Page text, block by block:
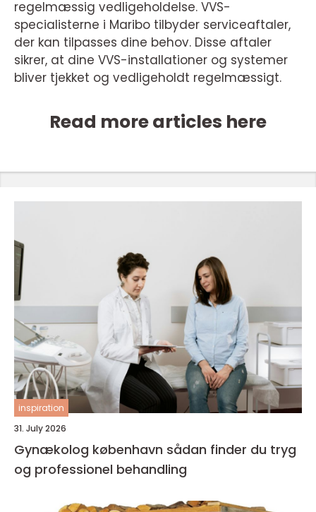
regelmæssig vedligeholdelse. VVS-
specialisterne i Maribo tilbyder serviceaftaler,
der kan tilpasses dine behov. Disse aftaler
sikrer, at dine VVS-installationer og systemer
bliver tjekket og vedligeholdt regelmæssigt.
Read more articles here
inspiration
31. July 2026
Gynækolog københavn sådan finder du tryg
og professionel behandling